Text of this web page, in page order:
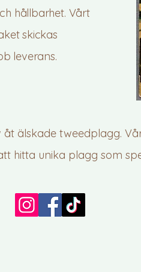
hållbarhet. Vårt
skickas
leverans.
åt älskade tweedplagg.
hitta unika plagg som